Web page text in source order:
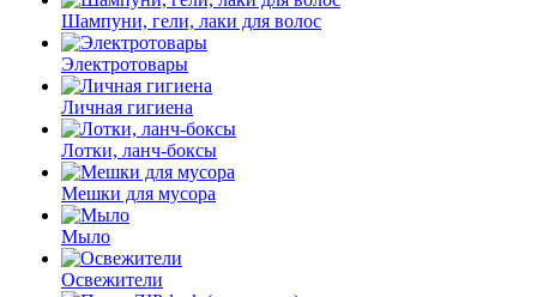
Шампуни, гели, лаки для волос
Электротовары
Личная гигиена
Лотки, ланч-боксы
Мешки для мусора
Мыло
Освежители